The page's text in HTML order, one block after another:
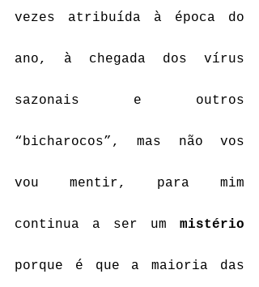
vezes atribuída à época do
ano, à chegada dos vírus
sazonais e outros
“bicharocos”, mas não vos
vou mentir, para mim
continua a ser um mistério
porque é que a maioria das